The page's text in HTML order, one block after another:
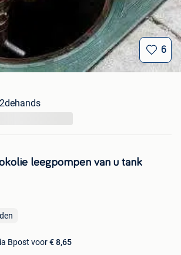
6
leegpompen van u tank
Bpost voor€ 8,65